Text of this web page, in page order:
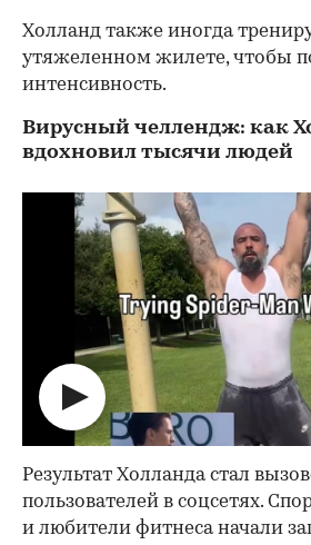
Холланд также иногда
утяжеленном жилете, чтобы
интенсивность.
Вирусный челлендж: как
вдохновил тысячи людей
Результат Холланда стал
пользователей в соцсетях.
и любители фитнеса начали